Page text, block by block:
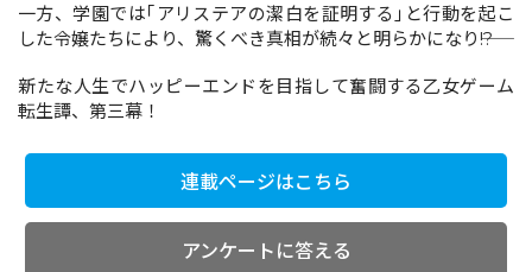
一方、学園では｢アリステアの潔白を証明する｣と行動を起こ
した令嬢たちにより、驚くべき真相が続々と明らかになり――!?
新たな人生でハッピーエンドを目指して奮闘する乙女ゲーム
転生譚、第三幕！
連載ページはこちら
アンケートに答える